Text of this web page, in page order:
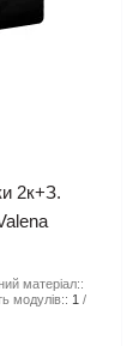
2к+З.
матеріал::
модулів:: 1